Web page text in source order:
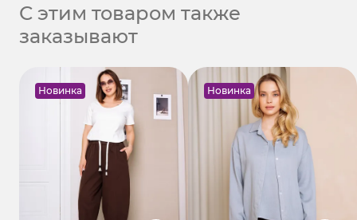
С этим товаром также
заказывают
Новинка Новинка